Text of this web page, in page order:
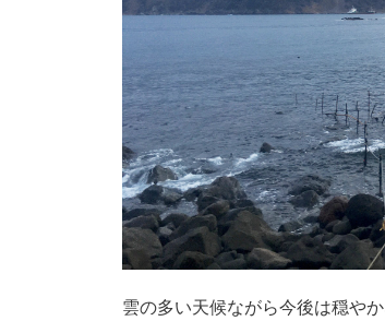
雲の多い天候ながら今後は穏や